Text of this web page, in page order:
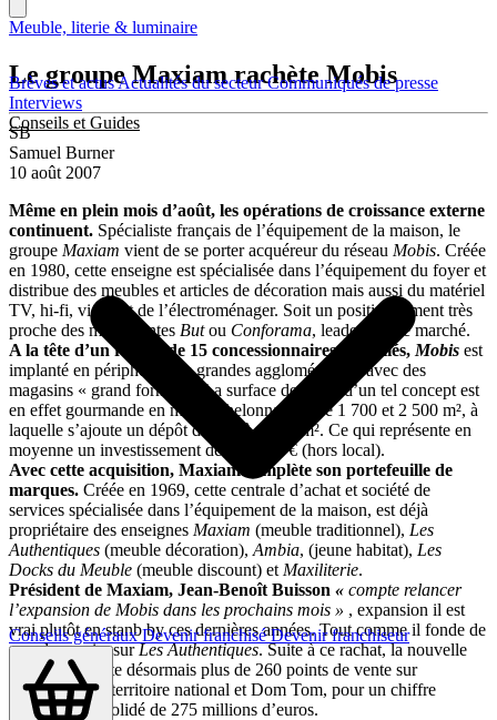
Brèves et actusActualités du secteurCommuniqués de presse
Interviews
Conseils et Guides
Conseils générauxDevenir franchiséDevenir franchiseur
Meuble, literie & luminaire
Le groupe Maxiam rachète Mobis
SB
Samuel Burner
10 août 2007
Même en plein mois d’août, les opérations de croissance externe
continuent. Spécialiste français de l’équipement de la maison, le
groupe Maxiam vient de se porter acquéreur du réseau Mobis. Créée
en 1980, cette enseigne est spécialisée dans l’équipement du foyer et
distribue des meubles et articles de décoration mais aussi du matériel
TV, hi-fi, vidéo et de l’électroménager. Soit un positionnement très
proche des mastodontes Butou Conforama, leaders de ce marché.
A la tête d’un réseau de 15 concessionnaires et affiliés, Mobis est
implanté en périphérie des grandes agglomérations avec des
magasins « grand format ». La surface de vente d’un tel concept est
en effet gourmande en m², s’échelonnant entre 1 700 et 2 500 m², à
laquelle s’ajoute un dépôt de 800 à 1 500 m². Ce qui représente en
moyenne un investissement de 500 000 € (hors local).
Avec cette acquisition, Maxiam complète son portefeuille de
marques. Créée en 1969, cette centrale d’achat et société de
services spécialisée dans l’équipement de la maison, est déjà
propriétaire des enseignes Maxiam (meuble traditionnel), Les
Authentiques (meuble décoration), Ambia, (jeune habitat), Les
Docks du Meuble (meuble discount) et Maxiliterie.
Président de Maxiam, Jean-Benoît Buisson « compte relancer
l’expansion de Mobis dans les prochains mois » , expansion il est
vrai plutôt en stanb by ces dernières années. Tout comme il fonde de
grands espoirs surLes Authentiques. Suite à ce rachat, la nouvelle
entité représente désormais plus de 260 points de vente sur
l’ensemble du territoire national et Dom Tom, pour un chiffre
d’affaires consolidé de 275 millions d’euros.